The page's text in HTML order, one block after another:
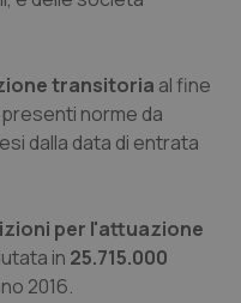
Collo
transitoria al fine
norme da
dalla data di entrata
per l'attuazione
in 25.715.000
2016.